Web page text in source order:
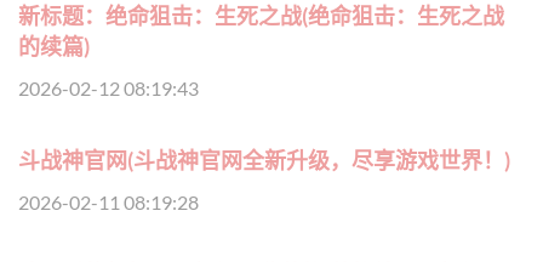
新标题：绝命狙击：生死之战(绝命狙击：生死之战
的续篇)
2026-02-12 08:19:43
斗战神官网(斗战神官网全新升级，尽享游戏世界！)
2026-02-11 08:19:28